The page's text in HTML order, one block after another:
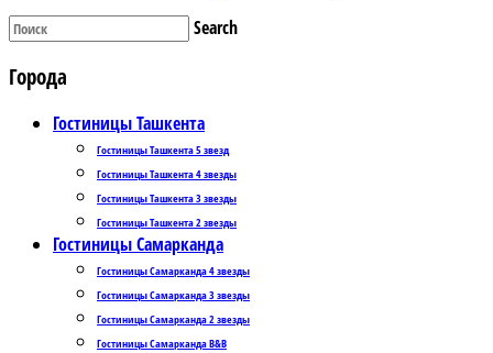
Search
Города
Гостиницы Ташкента
Гостиницы Ташкента 5 звезд
Гостиницы Ташкента 4 звезды
Гостиницы Ташкента 3 звезды
Гостиницы Ташкента 2 звезды
Гостиницы Самарканда
Гостиницы Самарканда 4 звезды
Гостиницы Самарканда 3 звезды
Гостиницы Самарканда 2 звезды
Гостиницы Самарканда B&B